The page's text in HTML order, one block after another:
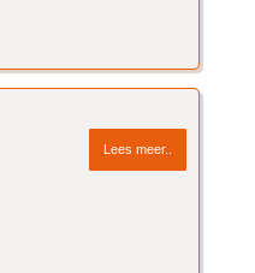
Lees meer..